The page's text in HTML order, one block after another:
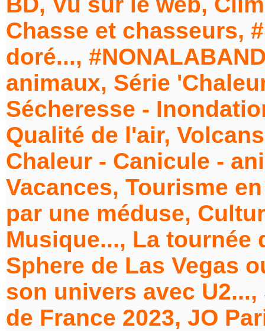
Chasse et chasseurs,
doré...,
animaux, Série
Sécheresse -
Qualité de l'air,
Chaleur - Canicule -
Vacances, Tourisme
par une méduse,
Musique..., La tournée
Sphere de Las Vegas
son univers avec
de France 2023, JO